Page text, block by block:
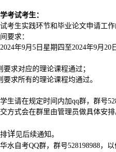
考试考生：
考生实践环节和毕业论文申请工作
要求：
年9月5日星期四至2024年9月20
求对应的理论课程通过；
求所有的理论课程均通过。
生请在规定时间内加qq群，群号
方式会在群里由管理员做具体安排
详见后续通知。
水自考QQ群，群号528198988，